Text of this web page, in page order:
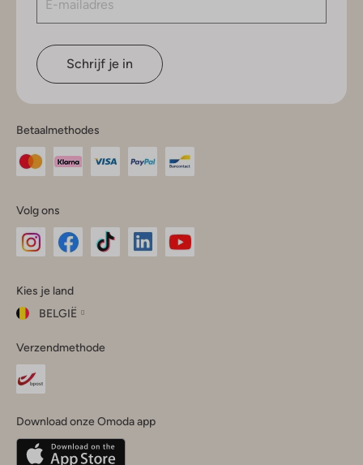
Schrijf je in
Betaalmethodes
Volg ons
InstagramFacebook
Kies je land
BELGIË
je
land
Belgique(Français)
Deutschland
Verzendmethode
Download onze Omoda app